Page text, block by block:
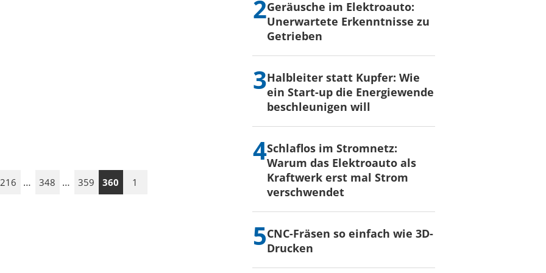
216 … 348 … 359 360 1
Geräusche im Elektroauto:
Unerwartete Erkenntnisse zu
Getrieben
Halbleiter statt Kupfer: Wie
ein Start-up die Energiewende
beschleunigen will
Schlaflos im Stromnetz:
Warum das Elektroauto als
Kraftwerk erst mal Strom
verschwendet
CNC-Fräsen so einfach wie 3D-
Drucken